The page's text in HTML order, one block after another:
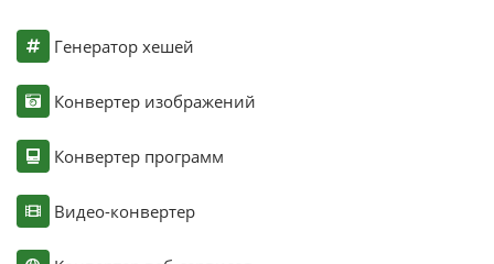
Генератор хешей
Конвертер изображений
Конвертер программ
Видео-конвертер